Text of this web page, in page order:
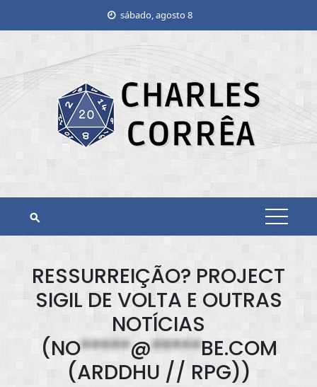
sábado, agosto 8
RESSURREIÇÃO? PROJECT
SIGIL DE VOLTA E OUTRAS
NOTÍCIAS
(NO*****@*****BE.COM
(ARDDHU // RPG))